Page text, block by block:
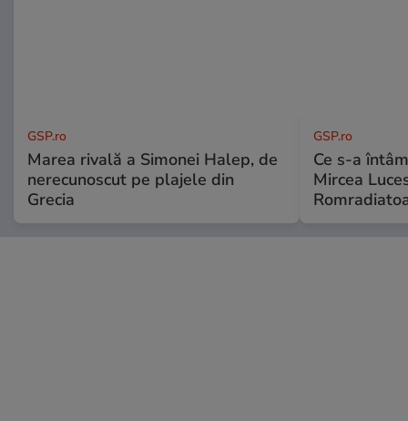
GSP.ro
Marea rivală a Simonei Halep, de
nerecunoscut pe plajele din
Grecia
GSP.ro
Ce s-a
Mircea